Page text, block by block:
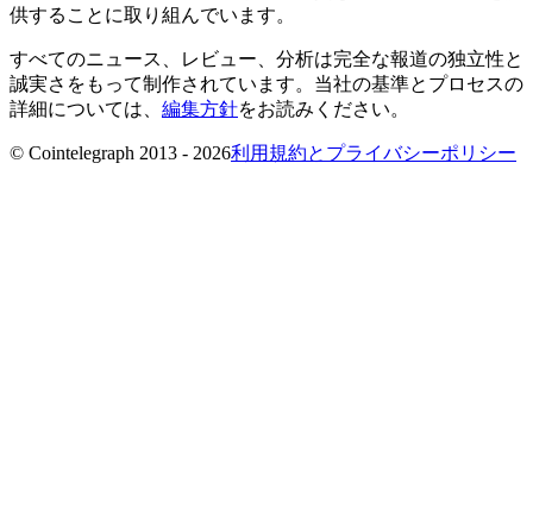
供することに取り組んでいます。
すべてのニュース、レビュー、分析は完全な報道の独立性と
誠実さをもって制作されています。当社の基準とプロセスの
詳細については、 編集方針をお読みください。
© Cointelegraph 2013 - 2026利用規約とプライバシーポリシー